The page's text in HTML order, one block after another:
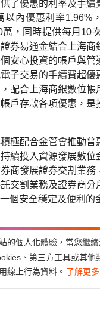
了優惠的利率及手續
以內優惠利率1.96%
，同時提供每月10
券易通金結合上海商
安心投資的帳戶與管
子交易的手續費超優
配合上海商銀數位帳
戶存款各項優惠，是
配合金管會推動普
續投入資源發展數位
商發展證券交割業務
交割業務及證券商分
個安全穩定及便利的
的個人化體驗，當您繼
、第三方工具或其他
線上行為資料。 了解更多